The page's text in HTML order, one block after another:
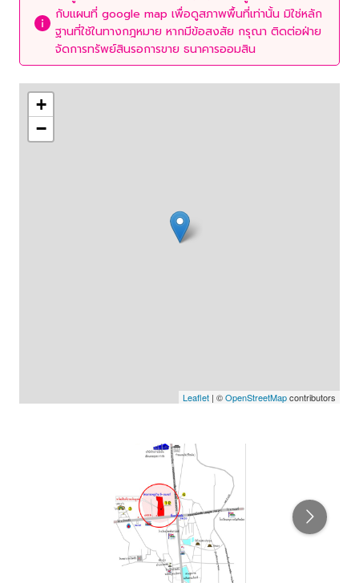
กับแผนที่ google map เพื่อดูสภาพพื้นที่เท่านั้น มิใช่หลัก
ฐานที่ใช้ในทางกฎหมาย หากมีข้อสงสัย กรุณา ติดต่อฝ่าย
จัดการทรัพย์สินรอการขาย ธนาคารออมสิน
+
−
Leaflet | ©OpenStreetMapcontributors